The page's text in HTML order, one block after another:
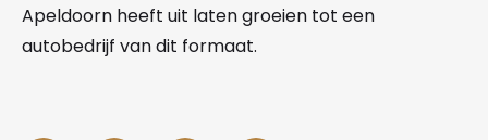
Apeldoorn heeft uit laten groeien tot een
autobedrijf van dit formaat.